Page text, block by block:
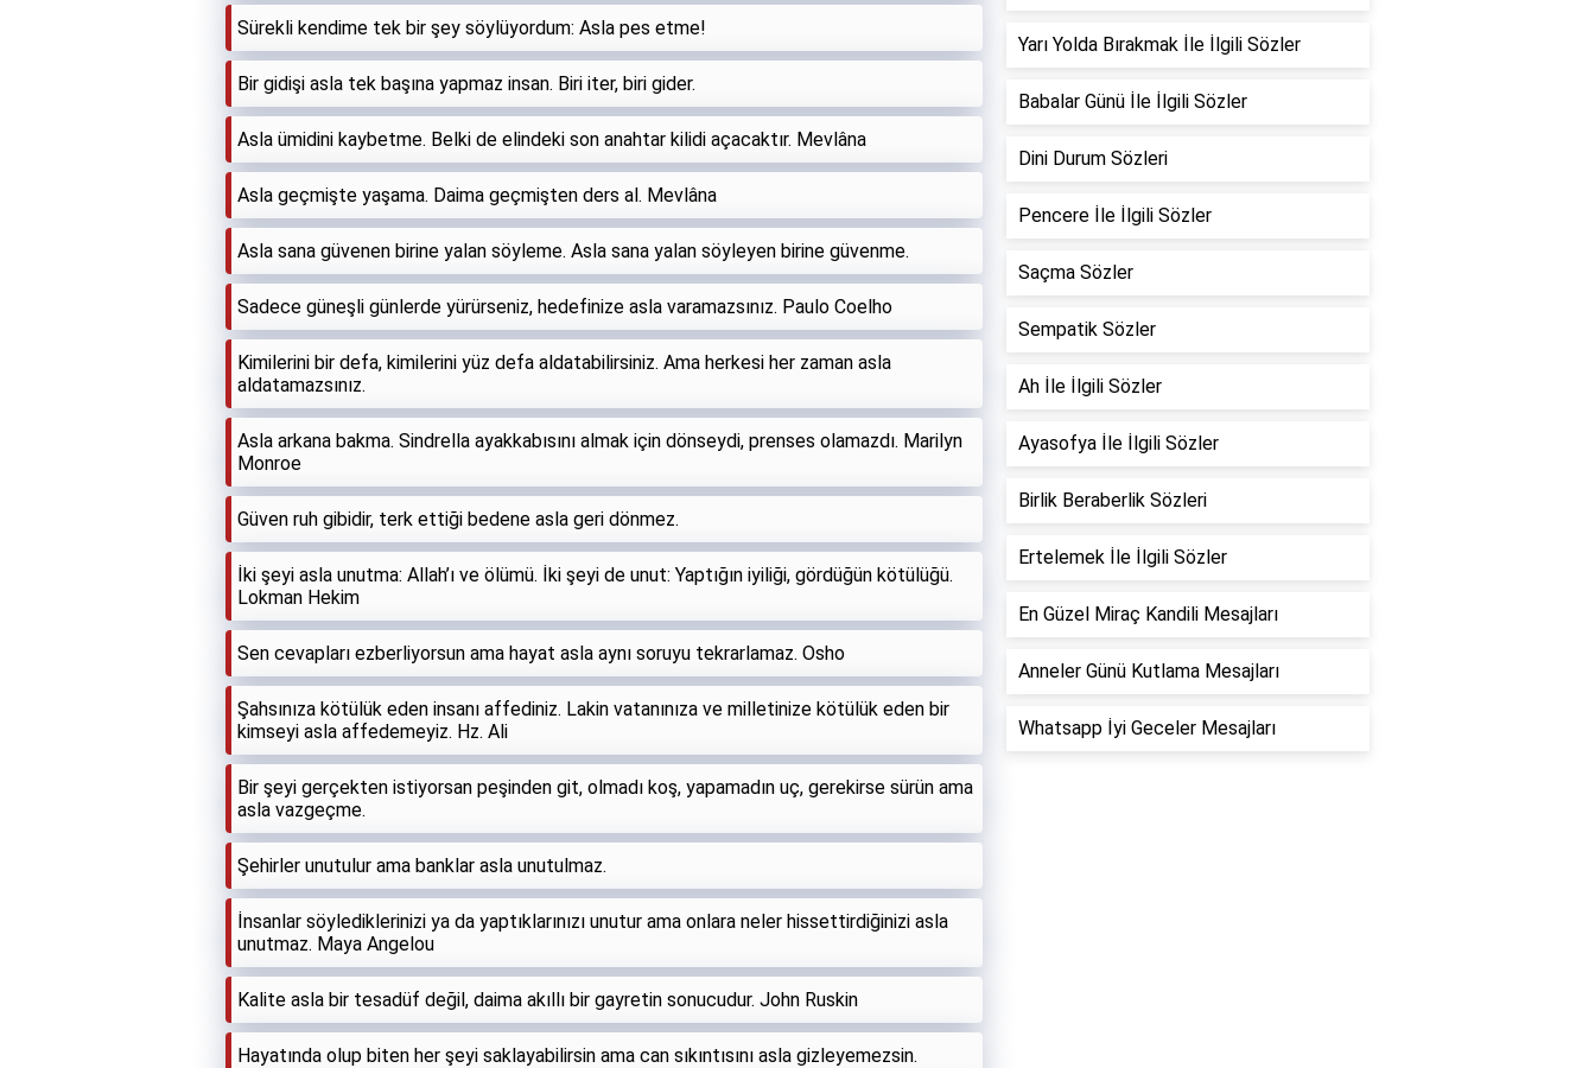
Sürekli kendime tek bir şey söylüyordum: Asla pes etme!
Bir gidişi asla tek başına yapmaz insan. Biri iter, biri gider.
Asla ümidini kaybetme. Belki de elindeki son anahtar kilidi açacaktır. Mevlâna
Asla geçmişte yaşama. Daima geçmişten ders al. Mevlâna
Asla sana güvenen birine yalan söyleme. Asla sana yalan söyleyen birine güvenme.
Sadece güneşli günlerde yürürseniz, hedefinize asla varamazsınız. Paulo Coelho
Kimilerini bir defa, kimilerini yüz defa aldatabilirsiniz. Ama herkesi her zaman asla
aldatamazsınız.
Asla arkana bakma. Sindrella ayakkabısını almak için dönseydi, prenses olamazdı. Marilyn
Monroe
Güven ruh gibidir, terk ettiği bedene asla geri dönmez.
İki şeyi asla unutma: Allah’ı ve ölümü. İki şeyi de unut: Yaptığın iyiliği, gördüğün kötülüğü.
Lokman Hekim
Sen cevapları ezberliyorsun ama hayat asla aynı soruyu tekrarlamaz. Osho
Şahsınıza kötülük eden insanı affediniz. Lakin vatanınıza ve milletinize kötülük eden bir
kimseyi asla affedemeyiz. Hz. Ali
Bir şeyi gerçekten istiyorsan peşinden git, olmadı koş, yapamadın uç, gerekirse sürün ama
asla vazgeçme.
Şehirler unutulur ama banklar asla unutulmaz.
İnsanlar söylediklerinizi ya da yaptıklarınızı unutur ama onlara neler hissettirdiğinizi asla
unutmaz. Maya Angelou
Kalite asla bir tesadüf değil, daima akıllı bir gayretin sonucudur. John Ruskin
Hayatında olup biten her şeyi saklayabilirsin ama can sıkıntısını asla gizleyemezsin.
Yarı Yolda Bırakmak İle İlgili Sözler
Babalar Günü İle İlgili Sözler
Dini Durum Sözleri
Pencere İle İlgili Sözler
Saçma Sözler
Sempatik Sözler
Ah İle İlgili Sözler
Ayasofya İle İlgili Sözler
Birlik Beraberlik Sözleri
Ertelemek İle İlgili Sözler
En Güzel Miraç Kandili Mesajları
Anneler Günü Kutlama Mesajları
Whatsapp İyi Geceler Mesajları